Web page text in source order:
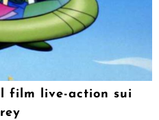
film live-action sui